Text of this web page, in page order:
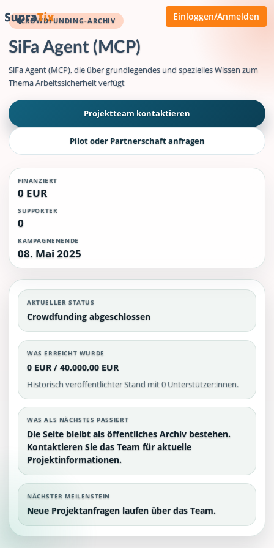
Einloggen/Anmelden
CROWDFUNDING-ARCHIV
SiFa Agent (MCP)
SiFa Agent (MCP), die über grundlegendes und spezielles Wissen zum
Thema Arbeitssicherheit verfügt
Projektteam kontaktieren
Pilot oder Partnerschaft anfragen
FINANZIERT
0 EUR
SUPPORTER
0
KAMPAGNENENDE
08. Mai 2025
AKTUELLER STATUS
Crowdfunding abgeschlossen
WAS ERREICHT WURDE
0 EUR / 40.000,00 EUR
Historisch veröffentlichter Stand mit 0 Unterstützer:innen.
WAS ALS NÄCHSTES PASSIERT
Die Seite bleibt als öffentliches Archiv bestehen.
Kontaktieren Sie das Team für aktuelle
Projektinformationen.
NÄCHSTER MEILENSTEIN
Neue Projektanfragen laufen über das Team.